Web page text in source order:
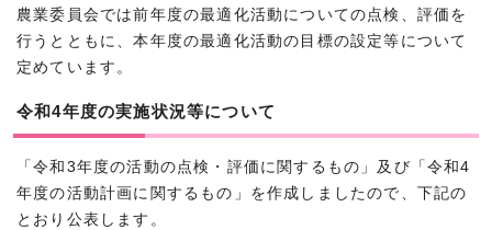
農業委員会では前年度の最適化活動についての点検、評価を
行うとともに、本年度の最適化活動の目標の設定等について
定めています。
令和4年度の実施状況等について
「令和3年度の活動の点検・評価に関するもの」及び「令和4
年度の活動計画に関するもの」を作成しましたので、下記の
とおり公表します。